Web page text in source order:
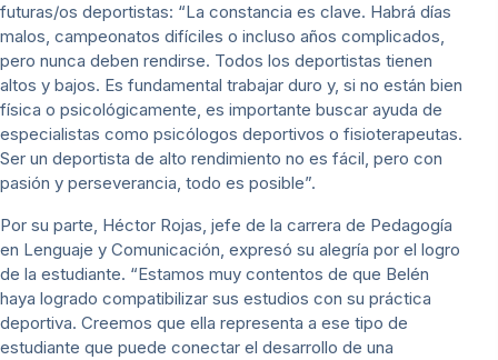
futuras/os deportistas: “La constancia es clave. Habrá días
malos, campeonatos difíciles o incluso años complicados,
pero nunca deben rendirse. Todos los deportistas tienen
altos y bajos. Es fundamental trabajar duro y, si no están bien
física o psicológicamente, es importante buscar ayuda de
especialistas como psicólogos deportivos o fisioterapeutas.
Ser un deportista de alto rendimiento no es fácil, pero con
pasión y perseverancia, todo es posible”.
Por su parte, Héctor Rojas, jefe de la carrera de Pedagogía
en Lenguaje y Comunicación, expresó su alegría por el logro
de la estudiante. “Estamos muy contentos de que Belén
haya logrado compatibilizar sus estudios con su práctica
deportiva. Creemos que ella representa a ese tipo de
estudiante que puede conectar el desarrollo de una